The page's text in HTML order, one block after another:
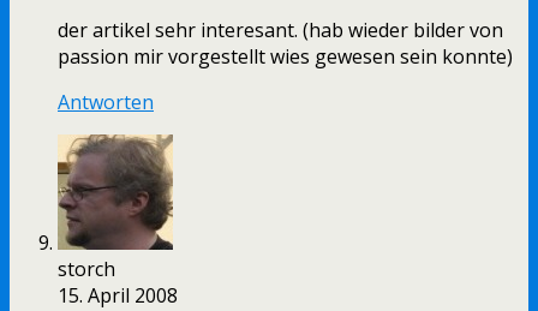
der artikel sehr interesant. (hab wieder bilder von
passion mir vorgestellt wies gewesen sein konnte)
Antworten
storch
15. April 2008